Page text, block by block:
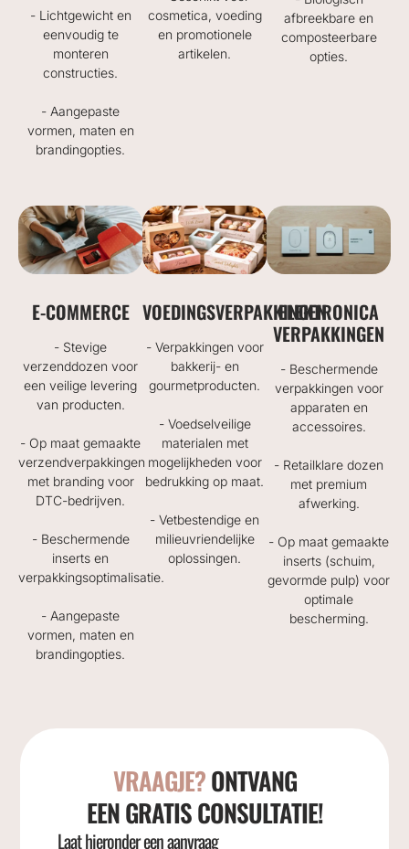
- Lichtgewicht en
eenvoudig te
monteren
constructies.
- Aangepaste
vormen, maten en
brandingopties.
cosmetica, voeding
en promotionele
artikelen.
afbreekbare en
composteerbare
opties.
E-COMMERCE
- Stevige
verzenddozen voor
een veilige levering
van producten.
- Op maat gemaakte
verzendverpakkingen
met branding voor
DTC-bedrijven.
- Beschermende
inserts en
verpakkingsoptimalisatie.
- Aangepaste
vormen, maten en
brandingopties.
VOEDINGSVERPAKKINGEN
- Verpakkingen voor
bakkerij- en
gourmetproducten.
- Voedselveilige
materialen met
mogelijkheden voor
bedrukking op maat.
- Vetbestendige en
milieuvriendelijke
oplossingen.
ELEKTRONICA
VERPAKKINGEN
- Beschermende
verpakkingen voor
apparaten en
accessoires.
- Retailklare dozen
met premium
afwerking.
- Op maat gemaakte
inserts (schuim,
gevormde pulp) voor
optimale
bescherming.
VRAAGJE?ONTVANG
EEN GRATIS CONSULTATIE!
Laat hieronder een aanvraag